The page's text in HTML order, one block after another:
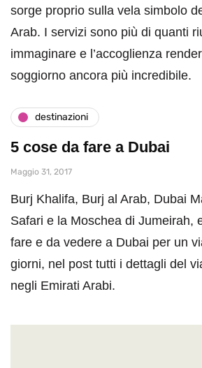
sorge proprio sulla vela simbolo
Arab. I servizi sono più di quanti
immaginare e l’accoglienza
soggiorno ancora più incredibile.
destinazioni
5 cose da fare a Dubai
Maggio 31, 2017
Burj Khalifa, Burj al Arab, Dubai
Safari e la Moschea di Jumeirah,
fare e da vedere a Dubai per un
giorni, nel post tutti i dettagli del
negli Emirati Arabi.